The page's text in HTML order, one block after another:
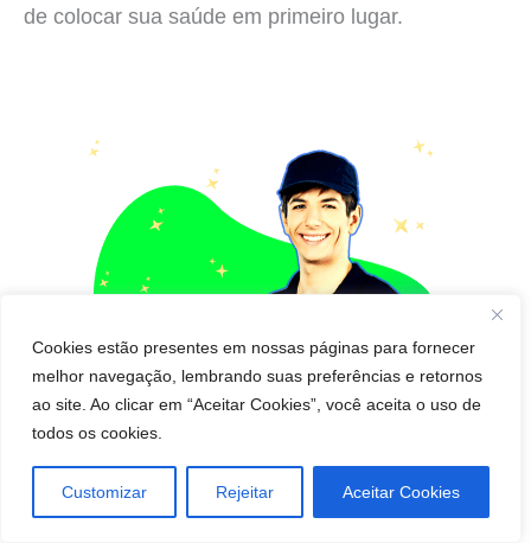
Cookies estão presentes em nossas páginas para fornecer
melhor navegação, lembrando suas preferências e retornos
ao site. Ao clicar em “Aceitar Cookies”, você aceita o uso de
todos os cookies.
Customizar Rejeitar Aceitar Cookies
de colocar sua saúde em primeiro lugar.